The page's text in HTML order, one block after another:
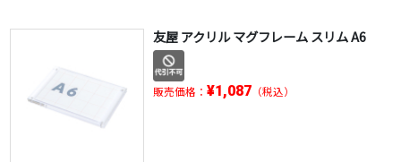
友屋 アクリル マグフレーム スリム A6
販売価格： ¥1,087（税込）